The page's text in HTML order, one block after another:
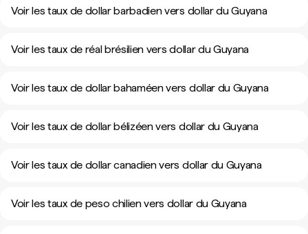
Voir les taux de dollar barbadien vers dollar du Guyana
Voir les taux de réal brésilien vers dollar du Guyana
Voir les taux de dollar bahaméen vers dollar du Guyana
Voir les taux de dollar bélizéen vers dollar du Guyana
Voir les taux de dollar canadien vers dollar du Guyana
Voir les taux de peso chilien vers dollar du Guyana